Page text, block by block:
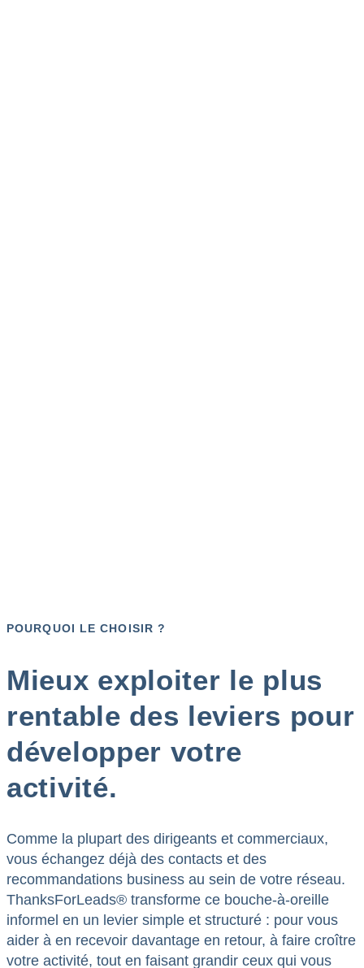
POURQUOI LE CHOISIR ?
Mieux exploiter le plus
rentable des leviers pour
développer votre
activité.
Comme la plupart des dirigeants et commerciaux,
vous échangez déjà des contacts et des
recommandations business au sein de votre réseau.
ThanksForLeads® transforme ce bouche-à-oreille
informel en un levier simple et structuré : pour vous
aider à en recevoir davantage en retour, à faire croître
votre activité, tout en faisant grandir ceux qui vous